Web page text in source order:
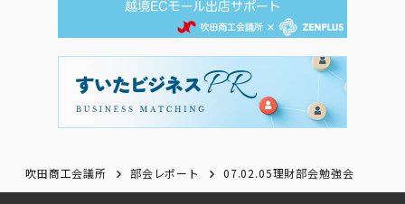
吹田商工会議所 部会レポート 07.02.05理財部会勉強会